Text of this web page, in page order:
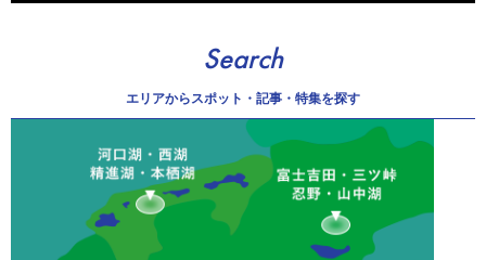
Search
エリアからスポット・記事・特集を探す